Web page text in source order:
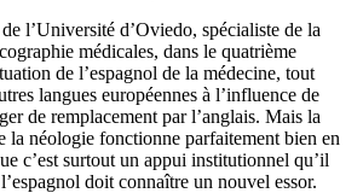
l’Université d’Oviedo, spécialiste de la
médicales, dans le quatrième
de l’espagnol de la médecine, tout
langues européennes à l’influence de
de remplacement par l’anglais. Mais la
la néologie fonctionne parfaitement bien en
c’est surtout un appui institutionnel qu’il
doit connaître un nouvel essor.